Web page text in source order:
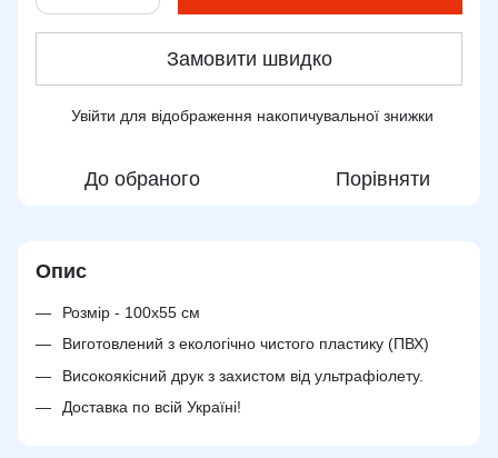
Замовити швидко
Увійти для відображення накопичувальної знижки
До обраного Порівняти
Опис
Розмір - 100х55 см
Виготовлений з екологічно чистого пластику (ПВХ)
Високоякісний друк з захистом від ультрафіолету.
Доставка по всій Україні!